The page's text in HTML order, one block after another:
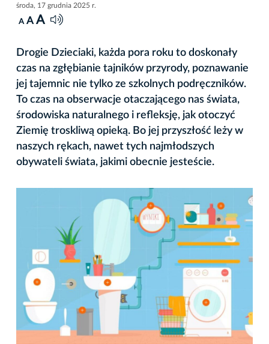
środa, 17 grudnia 2025 r.
A A A
Drogie Dzieciaki, każda pora roku to doskonały
czas na zgłębianie tajników przyrody, poznawanie
jej tajemnic nie tylko ze szkolnych podręczników.
To czas na obserwacje otaczającego nas świata,
środowiska naturalnego i refleksję, jak otoczyć
Ziemię troskliwą opieką. Bo jej przyszłość leży w
naszych rękach, nawet tych najmłodszych
obywateli świata, jakimi obecnie jesteście.